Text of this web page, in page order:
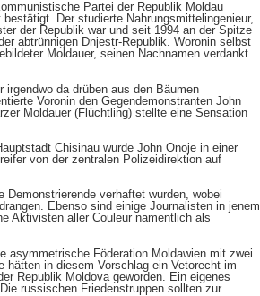
Partei der Republik Moldau
Der studierte Nahrungsmittelingenieur,
der Republik war und seit 1994 an der Spitze
abtrünnigen Dnjestr-Republik. Woronin selbst
Moldauer, seinen Nachnamen verdankt
da drüben aus den Bäumen
Voronin den Gegendemonstranten John
Moldauer (Flüchtling) stellte eine Sensation
Chisinau wurde John Onoje in einer
von der zentralen Polizeidirektion auf
verhaftet wurden, wobei
Ebenso sind einige Journalisten in jenem
Aktivisten aller Couleur namentlich als
asymmetrische Föderation Moldawien mit zwei
hätten in diesem Vorschlag ein Vetorecht im
Republik Moldova geworden. Ein eigenes
russischen Friedenstruppen sollten zur